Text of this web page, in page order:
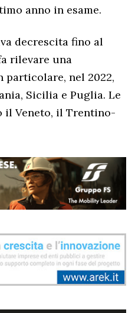
anno in esame.
decrescita fino al
rilevare una
particolare, nel 2022,
Sicilia e Puglia. Le
il Veneto, il Trentino-